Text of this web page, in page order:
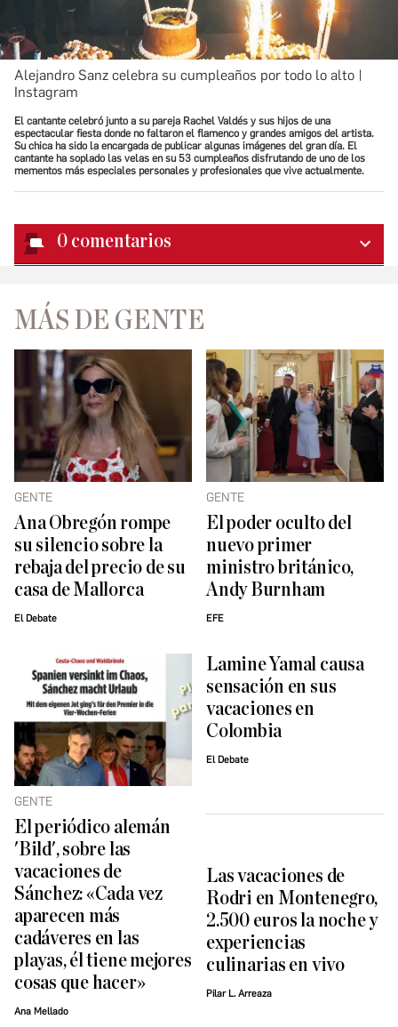
Alejandro Sanz celebra su cumpleaños por todo lo alto |
Instagram
El cantante celebró junto a su pareja Rachel Valdés y sus hijos de una
espectacular fiesta donde no faltaron el flamenco y grandes amigos del artista.
Su chica ha sido la encargada de publicar algunas imágenes del gran día. El
cantante ha soplado las velas en su 53 cumpleaños disfrutando de uno de los
mementos más especiales personales y profesionales que vive actualmente.
0 comentarios
MÁS DE GENTE
GENTE
Ana Obregón rompe
su silencio sobre la
rebaja del precio de su
casa de Mallorca
El Debate
GENTE
El poder oculto del
nuevo primer
ministro británico,
Andy Burnham
EFE
GENTE
El periódico alemán
'Bild', sobre las
vacaciones de
Sánchez: «Cada vez
aparecen más
cadáveres en las
playas, él tiene mejores
cosas que hacer»
Ana Mellado
Lamine Yamal causa
sensación en sus
vacaciones en
Colombia
El Debate
Las vacaciones de
Rodri en Montenegro,
2.500 euros la noche y
experiencias
culinarias en vivo
Pilar L. Arreaza